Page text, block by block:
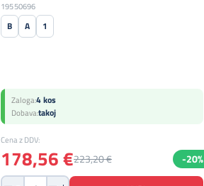
19550696
B A 1
Zaloga:4 kos
Dobava:takoj
Cena z DDV:
178,56 €223,20 € -20%